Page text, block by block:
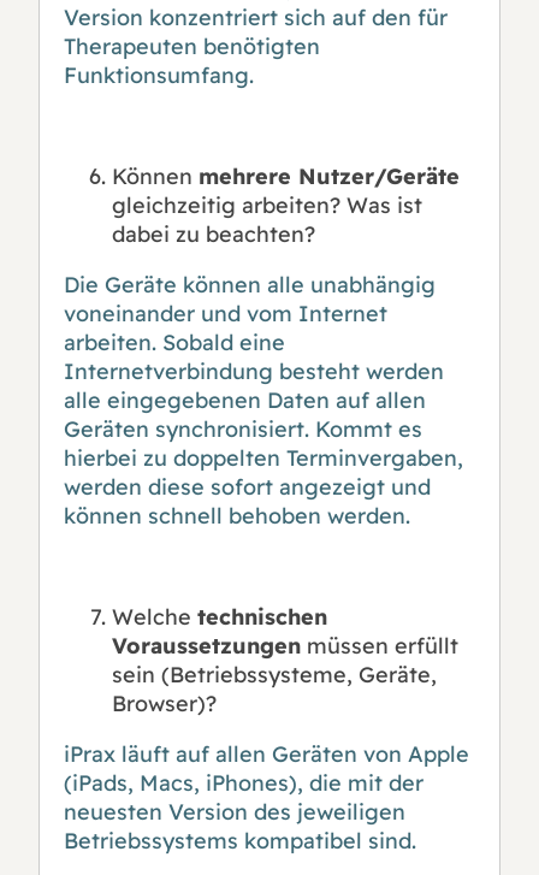
Version konzentriert sich auf den für
Therapeuten benötigten
Funktionsumfang.
Können mehrere Nutzer/Geräte
gleichzeitig arbeiten? Was ist
dabei zu beachten?
Die Geräte können alle unabhängig
voneinander und vom Internet
arbeiten. Sobald eine
Internetverbindung besteht werden
alle eingegebenen Daten auf allen
Geräten synchronisiert. Kommt es
hierbei zu doppelten Terminvergaben,
werden diese sofort angezeigt und
können schnell behoben werden.
Welche technischen
Voraussetzungen müssen erfüllt
sein (Betriebssysteme, Geräte,
Browser)?
iPrax läuft auf allen Geräten von Apple
(iPads, Macs, iPhones), die mit der
neuesten Version des jeweiligen
Betriebssystems kompatibel sind.